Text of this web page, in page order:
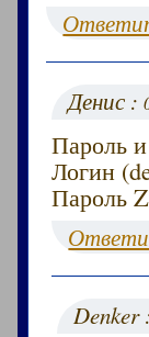
Денис :
Пароль
Логин
Пароль